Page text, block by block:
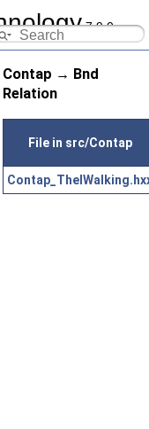
7.9.0
Contap → Bnd
Relation
File in src/Contap